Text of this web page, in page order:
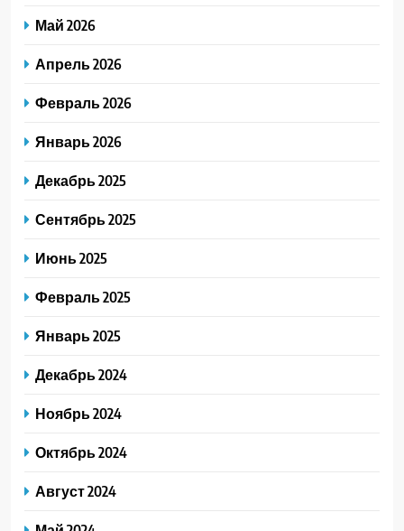
Май 2026
Апрель 2026
Февраль 2026
Январь 2026
Декабрь 2025
Сентябрь 2025
Июнь 2025
Февраль 2025
Январь 2025
Декабрь 2024
Ноябрь 2024
Октябрь 2024
Август 2024